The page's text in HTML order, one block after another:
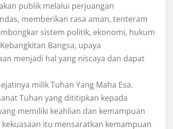
publik melalui perjuangan
memberikan rasa aman, tenteram
sistem politik, ekonomi, hukum
Bangsa, upaya
menjadi hal yang niscaya dan dapat
milik Tuhan Yang Maha Esa.
Tuhan yang dititipkan kepada
memiliki keahlian dan kemampuan
itu mensaratkan kemampuan